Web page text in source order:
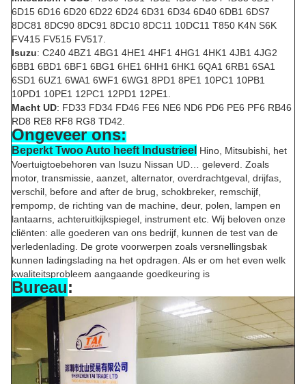
6D15 6D16 6D20 6D22 6D24 6D31 6D34 6D40 6DB1 6DS7
8DC81 8DC90 8DC91 8DC10 8DC11 10DC11 T850 K4N S6K
FV415 FV515 FV517.
Isuzu: C240 4BZ1 4BG1 4HE1 4HF1 4HG1 4HK1 4JB1 4JG2
6BB1 6BD1 6BF1 6BG1 6HE1 6HH1 6HK1 6QA1 6RB1 6SA1
6SD1 6UZ1 6WA1 6WF1 6WG1 8PD1 8PE1 10PC1 10PB1
10PD1 10PE1 12PC1 12PD1 12PE1.
Macht UD: FD33 FD34 FD46 FE6 NE6 ND6 PD6 PE6 PF6 RB46
RD8 RE8 RF8 RG8 TD42.
Ongeveer ons:
Beperkt Twoo Auto heeft Industrieel Hino, Mitsubishi, het
Voertuigtoebehoren van Isuzu Nissan UD… geleverd. Zoals
motor, transmissie, aanzet, alternator, overdrachtgeval, drijfas,
verschil, before and after de brug, schokbreker, remschijf,
rempomp, de richting van de machine, deur, polen, lampen en
lantaarns, achteruitkijkspiegel, instrument etc. Wij beloven onze
cliënten: alle goederen van ons bedrijf, kunnen de test van de
verledenlading. De grote voorwerpen zoals versnellingsbak
kunnen ladingslading na het opdragen. Als er om het even welk
kwaliteitsprobleem aangaande goedkeuring is
Bureau: